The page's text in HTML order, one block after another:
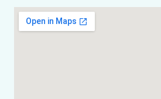
c
e
b
s
t
a